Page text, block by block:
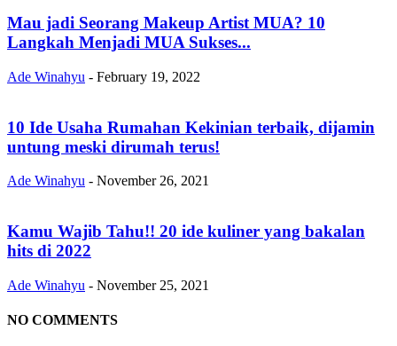
Mau jadi Seorang Makeup Artist MUA? 10
Langkah Menjadi MUA Sukses...
Ade Winahyu - February 19, 2022
10 Ide Usaha Rumahan Kekinian terbaik, dijamin
untung meski dirumah terus!
Ade Winahyu - November 26, 2021
Kamu Wajib Tahu!! 20 ide kuliner yang bakalan
hits di 2022
Ade Winahyu - November 25, 2021
NO COMMENTS